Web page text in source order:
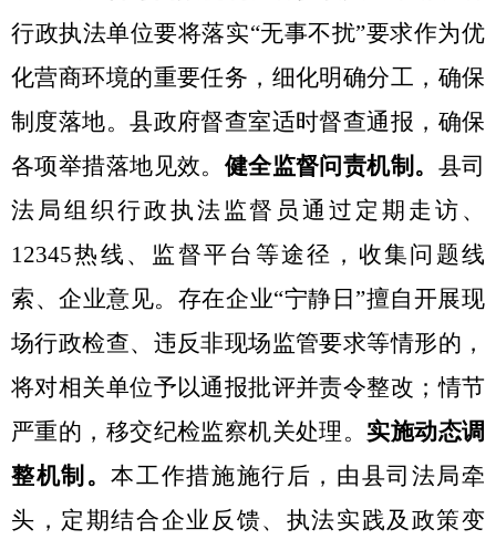
行政执法单位要将落实“无事不扰”要求作为优
化营商环境的重要任务，细化明确分工，确保
制度落地。县政府督查室适时督查通报，确保
各项举措落地见效。 健全监督问责机制。 县司
法局组织行政执法监督员通过定期走访、
12345热线、监督平台等途径，收集问题线
索、企业意见。存在企业“宁静日”擅自开展现
场行政检查、违反非现场监管要求等情形的，
将对相关单位予以通报批评并责令整改；情节
严重的，移交纪检监察机关处理。 实施动态调
整机制。本工作措施施行后，由县司法局牵
头，定期结合企业反馈、执法实践及政策变